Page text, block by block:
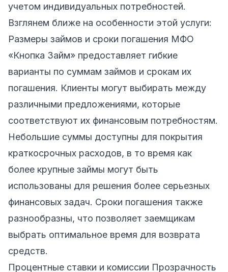
учетом индивидуальных потребностей.
Взглянем ближе на особенности этой услуги:
Размеры займов и сроки погашения МФО
«Кнопка Займ» предоставляет гибкие
варианты по суммам займов и срокам их
погашения. Клиенты могут выбирать между
различными предложениями, которые
соответствуют их финансовым потребностям.
Небольшие суммы доступны для покрытия
краткосрочных расходов, в то время как
более крупные займы могут быть
использованы для решения более серьезных
финансовых задач. Сроки погашения также
разнообразны, что позволяет заемщикам
выбрать оптимальное время для возврата
средств.
Процентные ставки и комиссии Прозрачность